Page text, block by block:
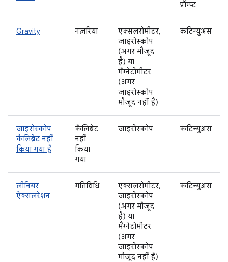
प्रॉम्प्ट
Gravity नज़रिया
एक्सलरोमीटर,
जाइरोस्कोप
(अगर मौजूद
है) या
मैग्नेटोमीटर
(अगर
जाइरोस्कोप
मौजूद नहीं है)
कंटिन्युअस
जाइरोस्कोप
कैलिब्रेट नहीं
किया गया है
कैलिब्रेट
नहीं
किया
गया
जाइरोस्कोप कंटिन्युअस
लीनियर
ऐक्सलरेशन
गतिविधि
एक्सलरोमीटर,
जाइरोस्कोप
(अगर मौजूद
है) या
मैग्नेटोमीटर
(अगर
जाइरोस्कोप
मौजूद नहीं है)
कंटिन्युअस